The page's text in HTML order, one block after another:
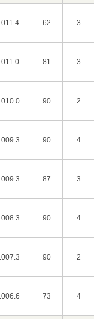
62 3
81 3
90 2
90 4
87 3
90 4
90 2
73 4